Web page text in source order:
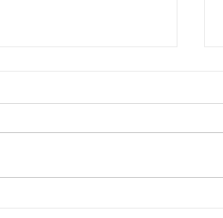
zo blij, ik ben zo blij de